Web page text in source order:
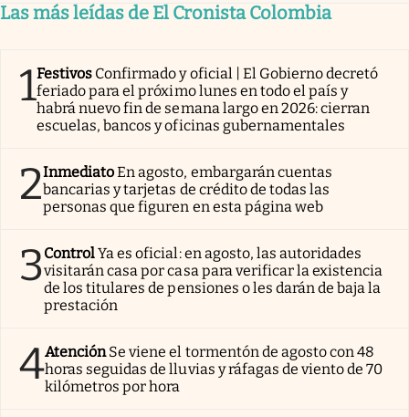
Las más leídas de El Cronista Colombia
1Festivos Confirmado y oficial | El Gobierno decretó
feriado para el próximo lunes en todo el país y
habrá nuevo fin de semana largo en 2026: cierran
escuelas, bancos y oficinas gubernamentales
2InmediatoEn agosto, embargarán cuentas
bancarias y tarjetas de crédito de todas las
personas que figuren en esta página web
3ControlYa es oficial: en agosto, las autoridades
visitarán casa por casa para verificar la existencia
de los titulares de pensiones o les darán de baja la
prestación
4AtenciónSe viene el tormentón de agosto con 48
horas seguidas de lluvias y ráfagas de viento de 70
kilómetros por hora